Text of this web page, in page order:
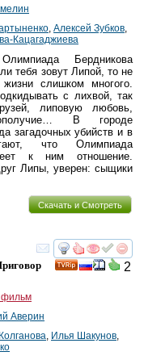
, Алексей Зубков,
Кацагаджиева
Бердникова
тебя зовут Липой, то не
слишком многого.
с лихвой, так
липовую любовь,
В городе
загадочных убийств и в
что Олимпиада
к ним отношение.
Липы, уверен: сыщики
Скачать и Смотреть
смотреть
2
фильм
Аверин
, Илья Шакунов,